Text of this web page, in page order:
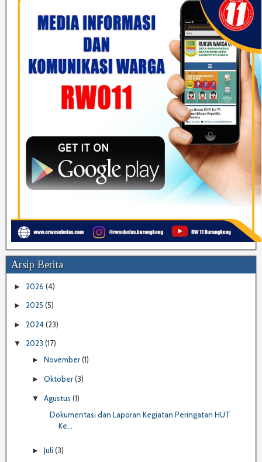
Arsip Berita
► 2026 (4)
► 2025 (5)
► 2024(23)
▼ 2023 (17)
► November(1)
► Oktober(3)
▼ Agustus (1)
Dokumentasi dan Laporan Kegiatan Peringatan HUT
Ke...
► Juli (3)